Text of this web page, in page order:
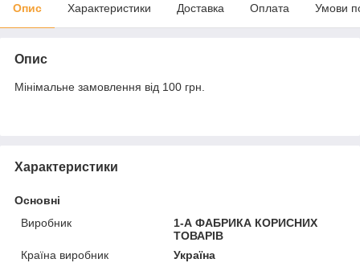
Опис Характеристики Доставка Оплата Умови
Опис
Мінімальне замовлення від 100 грн.
Характеристики
Основні
Виробник
1-А ФАБРИКА КОРИСНИХ
ТОВАРІВ
Країна виробник
Україна